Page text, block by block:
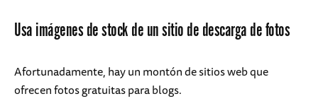
Usa imágenes de stock de un sitio de descarga de fotos
Afortunadamente, hay un montón de sitios web que
ofrecen fotos gratuitas para blogs.